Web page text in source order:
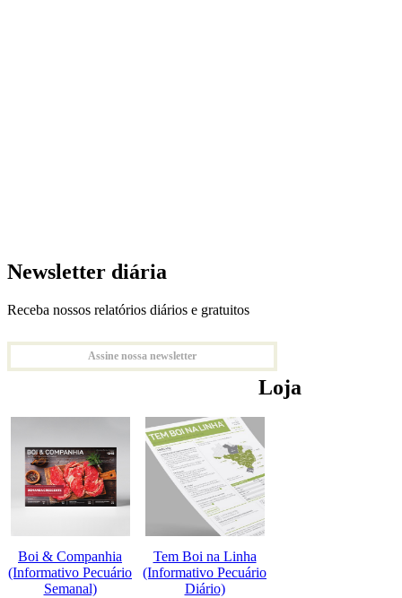
Newsletter diária
Receba nossos relatórios diários e gratuitos
Assine nossa newsletter
Loja
Boi & Companhia
(Informativo Pecuário
Semanal)
Tem Boi na Linha
(Informativo Pecuário
Diário)